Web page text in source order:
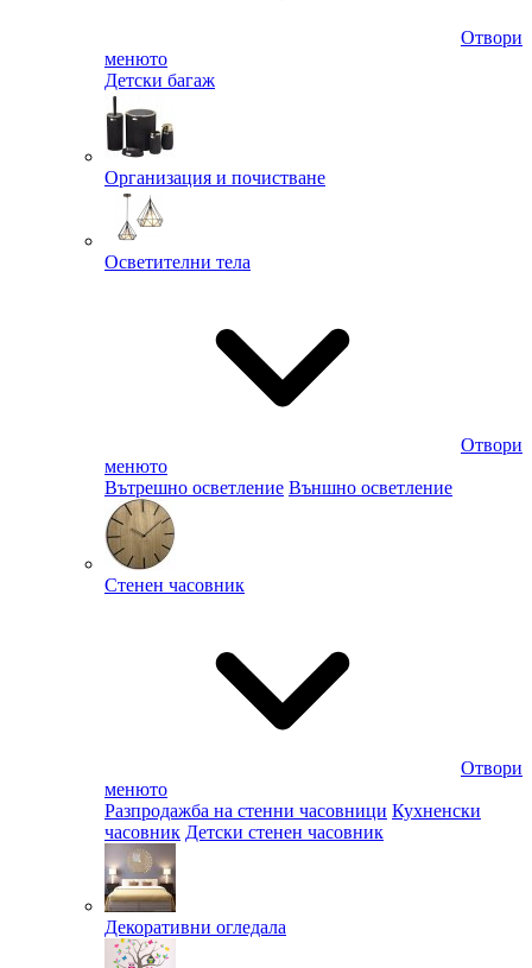
Отвори
менюто
Детски багаж
Организация и почистване
Осветителни тела
Отвори
менюто
Вътрешно осветление Външно осветление
Стенен часовник
Отвори
менюто
Разпродажба на стенни часовници Кухненски
часовник Детски стенен часовник
Декоративни огледала